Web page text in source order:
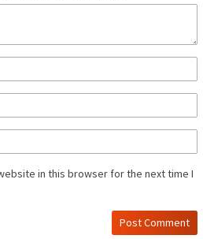
in this browser for the next time I